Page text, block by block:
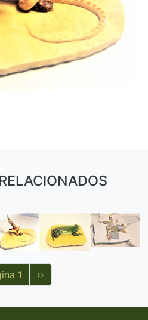
1 Siguiente página
››